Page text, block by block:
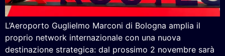
L’Aeroporto Guglielmo Marconi di Bologna amplia il
proprio network internazionale con una nuova
destinazione strategica: dal prossimo 2 novembre sarà